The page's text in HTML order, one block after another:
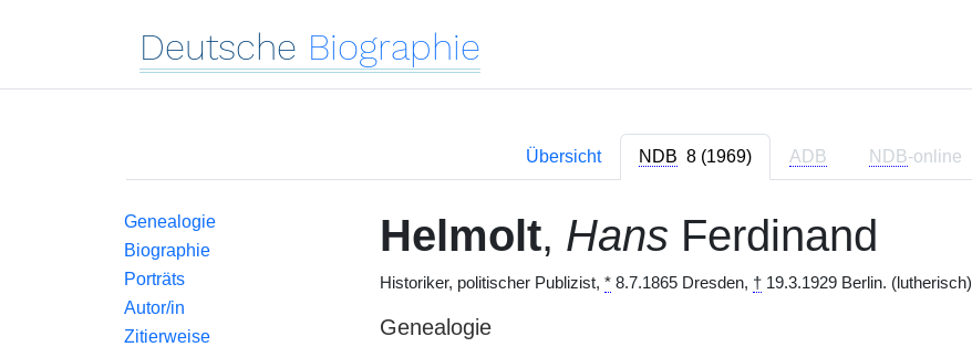
Deutsche Biographie
Übersicht NDB 8 (1969) ADB NDB-online
Genealogie
Biographie
Porträts
Autor/in
Zitierweise
Helmolt, Hans Ferdinand
Historiker, politischer Publizist, *8.7.1865 Dresden, †19.3.1929 Berlin. (lutherisch)
Genealogie